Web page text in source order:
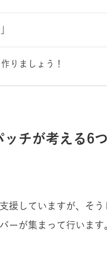
りましょう！
チが考える6
援していますが、そ
ーが集まって行います